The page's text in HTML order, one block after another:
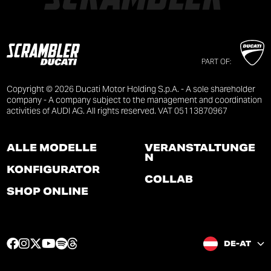
PART OF:
Copyright © 2026 Ducati Motor Holding S.p.A. - A sole shareholder
company - A company subject to the management and coordination
activities of AUDI AG. All rights reserved. VAT 05113870967
ALLE MODELLE
KONFIGURATOR
SHOP ONLINE
VERANSTALTUNGE
N
COLLAB
F I T Y S DE-AT